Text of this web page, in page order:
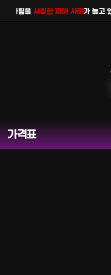
사칭한 피해 사례가 늘고 있습니다.
가격표